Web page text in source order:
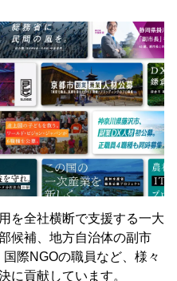
を全社横断で支援する一大
候補、地方自治体の副市
際NGOの職員など、様々
に貢献しています。